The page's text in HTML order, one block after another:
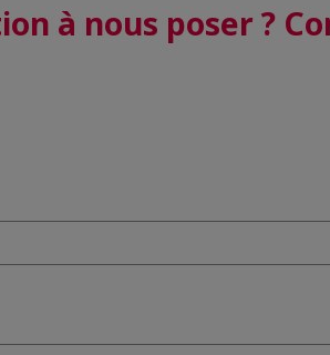
à nous poser ?